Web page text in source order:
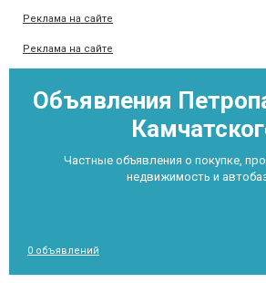
Реклама на сайте
Реклама на сайте
Объявления
Частные объявления о покупке,
недвижимость и
0 объявлений